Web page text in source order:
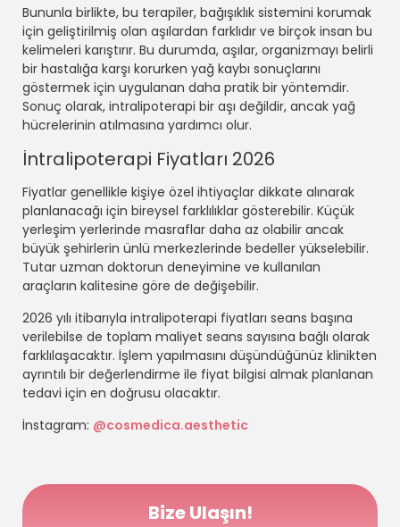
Bununla birlikte, bu terapiler, bağışıklık sistemini korumak
için geliştirilmiş olan aşılardan farklıdır ve birçok insan bu
kelimeleri karıştırır. Bu durumda, aşılar, organizmayı belirli
bir hastalığa karşı korurken yağ kaybı sonuçlarını
göstermek için uygulanan daha pratik bir yöntemdir.
Sonuç olarak, intralipoterapi bir aşı değildir, ancak yağ
hücrelerinin atılmasına yardımcı olur.
İntralipoterapi Fiyatları 2026
Fiyatlar genellikle kişiye özel ihtiyaçlar dikkate alınarak
planlanacağı için bireysel farklılıklar gösterebilir. Küçük
yerleşim yerlerinde masraflar daha az olabilir ancak
büyük şehirlerin ünlü merkezlerinde bedeller yükselebilir.
Tutar uzman doktorun deneyimine ve kullanılan
araçların kalitesine göre de değişebilir.
2026 yılı itibarıyla intralipoterapi fiyatları seans başına
verilebilse de toplam maliyet seans sayısına bağlı olarak
farklılaşacaktır. İşlem yapılmasını düşündüğünüz klinikten
ayrıntılı bir değerlendirme ile fiyat bilgisi almak planlanan
tedavi için en doğrusu olacaktır.
İnstagram: @cosmedica.aesthetic
Bize Ulaşın!